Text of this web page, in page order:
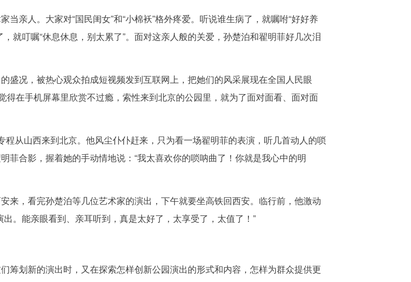
亲人。大家对“国民闺女”和“小棉袄”格外疼爱。听说谁生病了，就嘱咐“好好养
就叮嘱“休息休息，别太累了”。面对这亲人般的关爱，孙楚泊和翟明菲好几次泪
况，被热心观众拍成短视频发到互联网上，把她们的风采展现在全国人民眼
得在手机屏幕里欣赏不过瘾，索性来到北京的公园里，就为了面对面看、面对面
从山西来到北京。他风尘仆仆赶来，只为看一场翟明菲的表演，听几首动人的唢
菲合影，握着她的手动情地说：“我太喜欢你的唢呐曲了！你就是我心中的明
，看完孙楚泊等几位艺术家的演出，下午就要坐高铁回西安。临行前，他激动
。能亲眼看到、亲耳听到，真是太好了，太享受了，太值了！”
划新的演出时，又在探索怎样创新公园演出的形式和内容，怎样为群众提供更